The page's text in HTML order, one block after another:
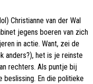
Christianne van der Wal
jegens boeren van zich
in actie. Want, zei de
anders?), het is je reinste
rechters. Als puntje bij
En die politieke